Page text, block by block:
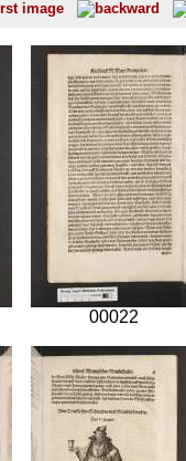
00022